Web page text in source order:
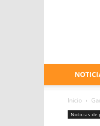
Inicio
Noticias de